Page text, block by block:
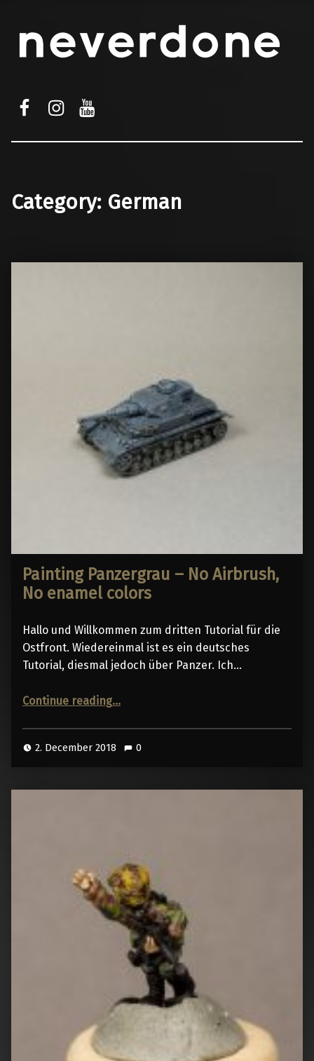
facebookinstagram
youtube
Category: German
Painting Panzergrau – No Airbrush,
No enamel colors
Hallo und Willkommen zum dritten Tutorial für die
Ostfront. Wiedereinmal ist es ein deutsches
Tutorial, diesmal jedoch über Panzer. Ich…
Continue reading“Painting Panzergrau – No Airbrush, No enamel colors”
…
2. December 2018 0